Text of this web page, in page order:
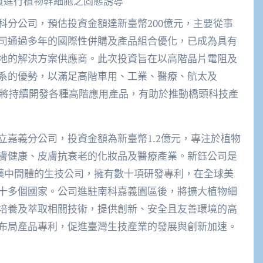
公司，預估投資金額達新臺幣200億元，主要從事
通過多年的國際性併購及產品組合優化，已成為具有
的解決方案供應商。此次投資旨在以高階晶片電阻及
優勢，以滿足高階車用、工業、醫療、航太及
持續開發各種高階應用產品，有助於推動橋頭科技產
義分公司，投資金額為新臺幣1.2億元，專注於植物
健康、皮膚抗衰老的化妝品及醫療產業。新鈺公司是
間體的生技公司，擁有數十項研發專利，在全球美
多個國家。公司進駐南科嘉義園區後，將擴大植物細
養及萃取相關技術，提供創新、安全且友善環境的高
產品專利，促進臺灣生技產業的發展與創新加速。